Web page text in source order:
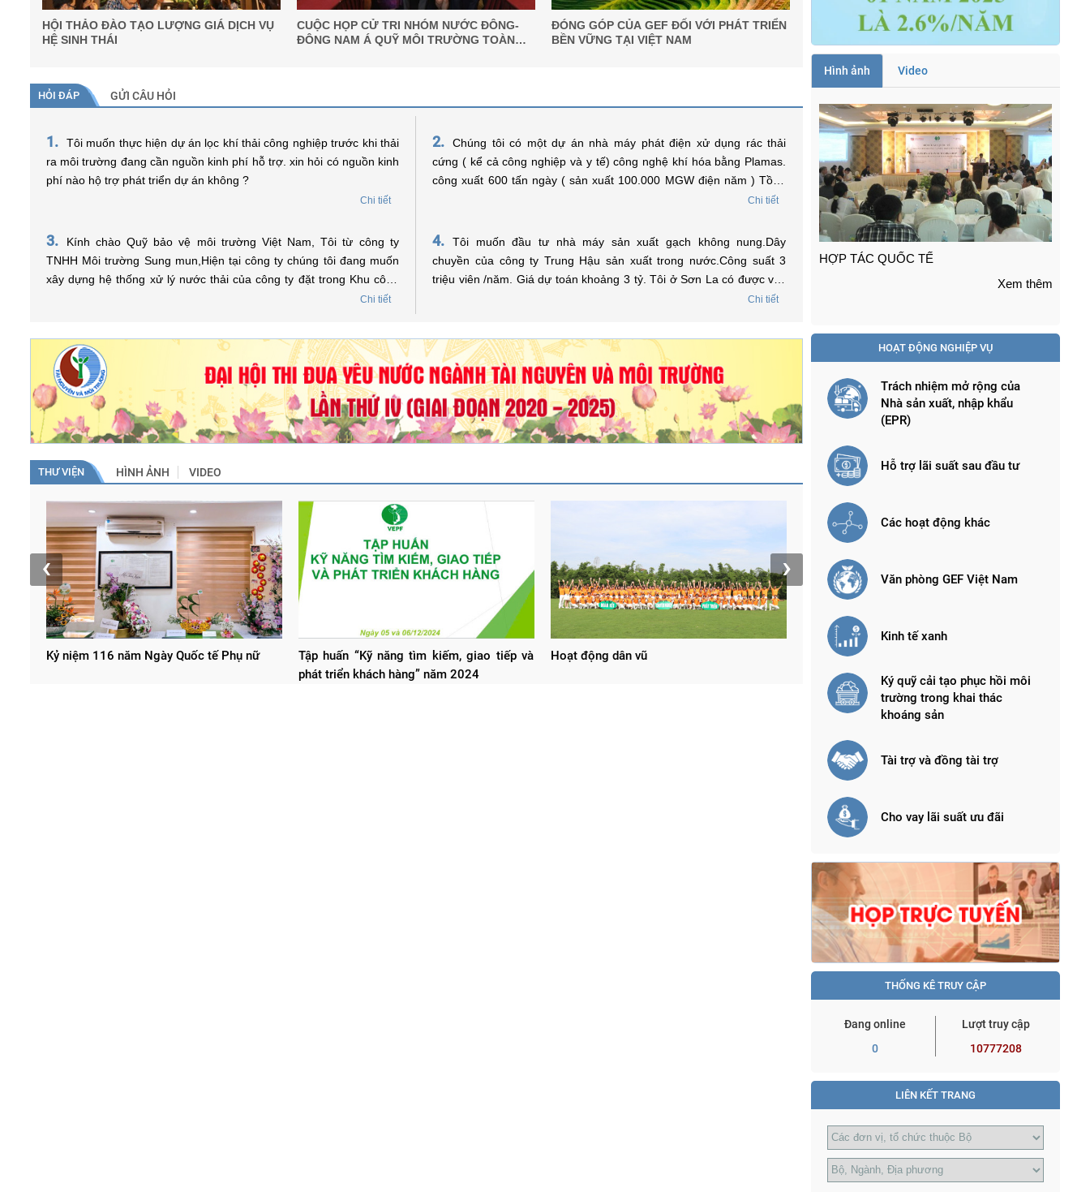
HỘI THẢO ĐÀO TẠO LƯỢNG GIÁ DỊCH VỤ
HỆ SINH THÁI
CUỘC HỌP CỬ TRI NHÓM NƯỚC ĐÔNG-
ĐÔNG NAM Á QUỸ MÔI TRƯỜNG TOÀN
ĐÓNG GÓP CỦA GEF ĐỐI VỚI PHÁT TRIỂN
BỀN VỮNG TẠI VIỆT NAM
HỎI ĐÁP GỬI CÂU HỎI
1.
Tôi muốn thực hiện dự án lọc khí thải công nghiệp trước khi thải
ra môi trường đang cần nguồn kinh phí hỗ trợ. xin hỏi có nguồn kinh
phí nào hộ trợ phát triển dự án không ?
Chi tiết
2.
Chúng tôi có một dự án nhà máy phát điện xử dụng rác thải
cứng ( kể cả công nghiệp và y tế) công nghệ khí hóa bằng Plamas.
công xuất 600 tấn ngày ( sản xuất 100.000 MGW điện năm ) Tồng
vốn đầu tư 60 triệu USD. Xin được hỏi có thể xin hổ trợ về lãi xuất để
Chi tiết
3.
Kính chào Quỹ bảo vệ môi trường Việt Nam, Tôi từ công ty
TNHH Môi trường Sung mun,Hiện tại công ty chúng tôi đang muốn
xây dựng hệ thống xử lý nước thải của công ty đặt trong Khu công
Chi tiết
4.
Tôi muốn đầu tư nhà máy sản xuất gạch không nung.Dây
chuyền của công ty Trung Hậu sản xuất trong nước.Công suất 3
triệu viên /năm. Giá dự toán khoảng 3 tỷ. Tôi ở Sơn La có được vay
vốn của quỹ bảo vệ môi trường việt Nam không? Nếu được tôi liên
Chi tiết
THƯ VIỆN HÌNH ẢNH VIDEO
Kỷ niệm 116 năm Ngày Quốc tế Phụ nữ
Tập huấn “Kỹ năng tìm kiếm, giao tiếp và
phát triển khách hàng” năm 2024
Hoạt động dân vũ Hoạt động văn nghệ của Quỹ
‹ ›
Hình ảnh Video
Xem thêm
Dự án vay vốn (Trạm xử lý nước thải tập
trung)
SỰ KIỆN MÔI TRƯỜNG
Xem thêm
HỢP TÁC QUỐC TẾ
Xem thêm
TRỢ GIÁ VÀ HỖ TRỢ GIÁ ( Dự án nhà
HOẠT ĐỘNG NGHIỆP VỤ
Trách nhiệm mở rộng của
Nhà sản xuất, nhập khẩu
(EPR)
Hỗ trợ lãi suất sau đầu tư
Các hoạt động khác
Văn phòng GEF Việt Nam
Kinh tế xanh
Ký quỹ cải tạo phục hồi môi
trường trong khai thác
khoáng sản
Tài trợ và đồng tài trợ
Cho vay lãi suất ưu đãi
THỐNG KÊ TRUY CẬP
Đang online
0
Lượt truy cập
10777208
LIÊN KẾT TRANG